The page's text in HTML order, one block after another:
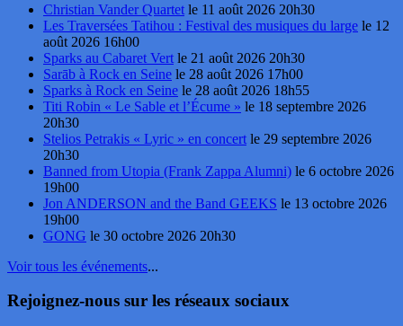
Christian Vander Quartet le 11 août 2026 20h30
Les Traversées Tatihou : Festival des musiques du large le 12
août 2026 16h00
Sparks au Cabaret Vert le 21 août 2026 20h30
Sarāb à Rock en Seine le 28 août 2026 17h00
Sparks à Rock en Seine le 28 août 2026 18h55
Titi Robin « Le Sable et l’Écume » le 18 septembre 2026
20h30
Stelios Petrakis « Lyric » en concert le 29 septembre 2026
20h30
Banned from Utopia (Frank Zappa Alumni) le 6 octobre 2026
19h00
Jon ANDERSON and the Band GEEKS le 13 octobre 2026
19h00
GONG le 30 octobre 2026 20h30
Voir tous les événements...
Rejoignez-nous sur les réseaux sociaux